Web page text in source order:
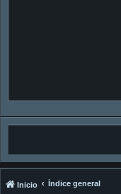
Inicio Índice general